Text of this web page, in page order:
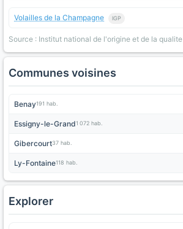
Volailles de la Champagne IGP
Source : Institut national de l'origine et de la qualite
Communes voisines
Benay191 hab.
Essigny-le-Grand1 072 hab.
Gibercourt37 hab.
Ly-Fontaine118 hab.
Explorer